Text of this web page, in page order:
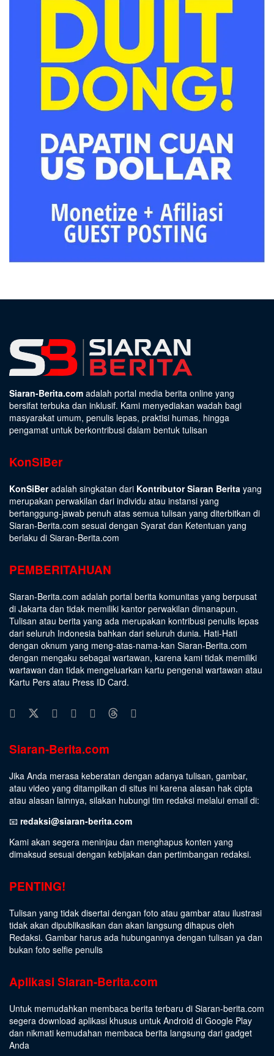
Siaran-Berita.com adalah portal media berita online yang
bersifat terbuka dan inklusif. Kami menyediakan wadah bagi
masyarakat umum, penulis lepas, praktisi humas, hingga
pengamat untuk berkontribusi dalam bentuk tulisan
KonSiBer
KonSiBeradalah singkatan dari Kontributor Siaran Berita yang
merupakan perwakilan dari individu atau instansi yang
bertanggung-jawab penuh atas semua tulisan yang diterbitkan di
Siaran-Berita.com sesuai dengan Syarat dan Ketentuan yang
berlaku di Siaran-Berita.com
PEMBERITAHUAN
Siaran-Berita.com adalah portal berita komunitas yang berpusat
di Jakarta dan tidak memiliki kantor perwakilan dimanapun.
Tulisan atau berita yang ada merupakan kontribusi penulis lepas
dari seluruh Indonesia bahkan dari seluruh dunia. Hati-Hati
dengan oknum yang meng-atas-nama-kan Siaran-Berita.com
dengan mengaku sebagai wartawan, karena kami tidak memiliki
wartawan dan tidak mengeluarkan kartu pengenal wartawan atau
Kartu Pers atau Press ID Card.
Siaran-Berita.com
Jika Anda merasa keberatan dengan adanya tulisan, gambar,
atau video yang ditampilkan di situs ini karena alasan hak cipta
atau alasan lainnya, silakan hubungi tim redaksi melalui email di:
📧 redaksi@siaran-berita.com
Kami akan segera meninjau dan menghapus konten yang
dimaksud sesuai dengan kebijakan dan pertimbangan redaksi.
PENTING!
Tulisan yang tidak disertai dengan foto atau gambar atau ilustrasi
tidak akan dipublikasikan dan akan langsung dihapus oleh
Redaksi. Gambar harus ada hubungannya dengan tulisan ya dan
bukan foto selfie penulis
Aplikasi Siaran-Berita.com
Untuk memudahkan membaca berita terbaru di Siaran-berita.com
segera download aplikasi khusus untuk Android di Google Play
dan nikmati kemudahan membaca berita langsung dari gadget
Anda